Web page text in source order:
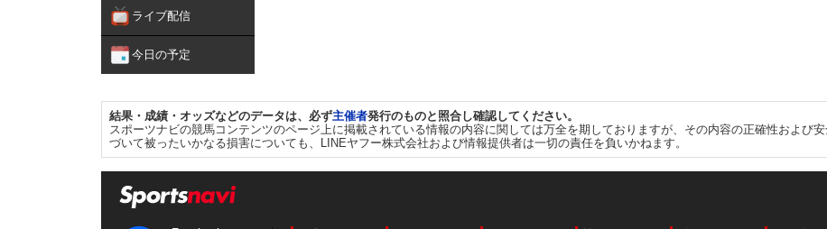
ライブ配信
今日の予定
結果・成績・オッズなどのデータは、必ず主催者発行のものと照合し確認してください。
スポーツナビの競馬コンテンツのページ上に掲載されている情報の内容に関しては万全を期しておりますが、その内容の正確性および
づいて被ったいかなる損害についても、LINEヤフー株式会社および情報提供者は一切の責任を負いかねます。